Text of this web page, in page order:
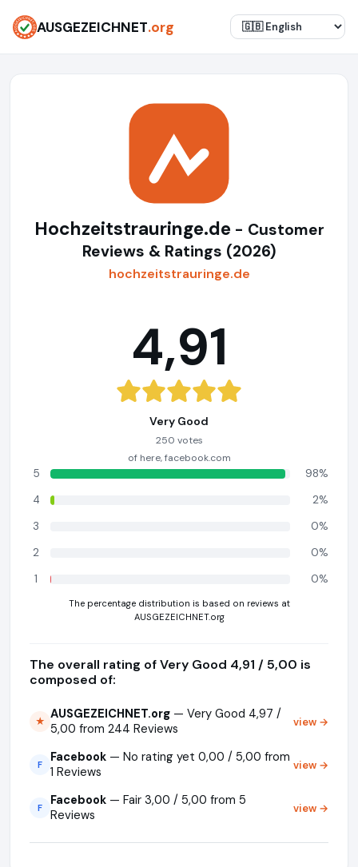
AUSGEZEICHNET.org
Hochzeitstrauringe.de - Customer
Reviews & Ratings (2026)
hochzeitstrauringe.de
4,91
Very Good
250 votes
of here, facebook.com
5
98%
4
2%
3
0%
2
0%
1
0%
The percentage distribution is based on reviews at
AUSGEZEICHNET.org
The overall rating of Very Good 4,91 / 5,00 is
composed of:
★ AUSGEZEICHNET.org — Very Good 4,97 /
5,00 from 244 Reviews
view →
F Facebook — No rating yet 0,00 / 5,00 from
1 Reviews
view →
F Facebook — Fair 3,00 / 5,00 from 5
Reviews
view →